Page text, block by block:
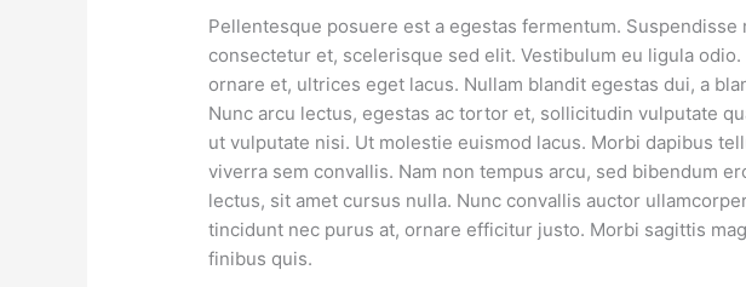
Pellentesque posuere est a egestas fermentum. Suspendisse
consectetur et, scelerisque sed elit. Vestibulum eu ligula
ornare et, ultrices eget lacus. Nullam blandit egestas dui, a
Nunc arcu lectus, egestas ac tortor et, sollicitudin vulputate
ut vulputate nisi. Ut molestie euismod lacus. Morbi dapibus
viverra sem convallis. Nam non tempus arcu, sed bibendum
lectus, sit amet cursus nulla. Nunc convallis auctor
tincidunt nec purus at, ornare efficitur justo. Morbi sagittis
finibus quis.